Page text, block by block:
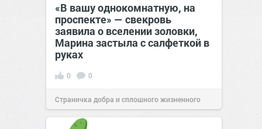
«В вашу однокомнатную, на
проспекте» — свекровь
заявила о вселении золовки,
Марина застыла с салфеткой в
руках
0 0
Страничка добра и сплошного жизненного
позитива! 22:38 Вчера